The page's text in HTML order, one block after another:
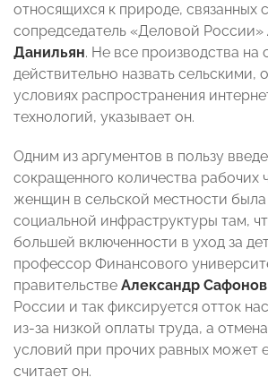
относящихся к природе, связанных
сопредседатель «Деловой России»
Данильян. Не все производства на
действительно назвать сельскими,
условиях распространения
технологий, указывает он.
Одним из аргументов в пользу
сокращенного количества рабочих
женщин в сельской местности была
социальной инфраструктуры там,
большей включенности в уход за
профессор Финансового
правительстве Александр Сафонов
России и так фиксируется отток
из-за низкой оплаты труда, а
условий при прочих равных может
считает он.